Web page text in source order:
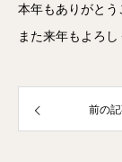
本年もありがとう
また来年もよろし
前の